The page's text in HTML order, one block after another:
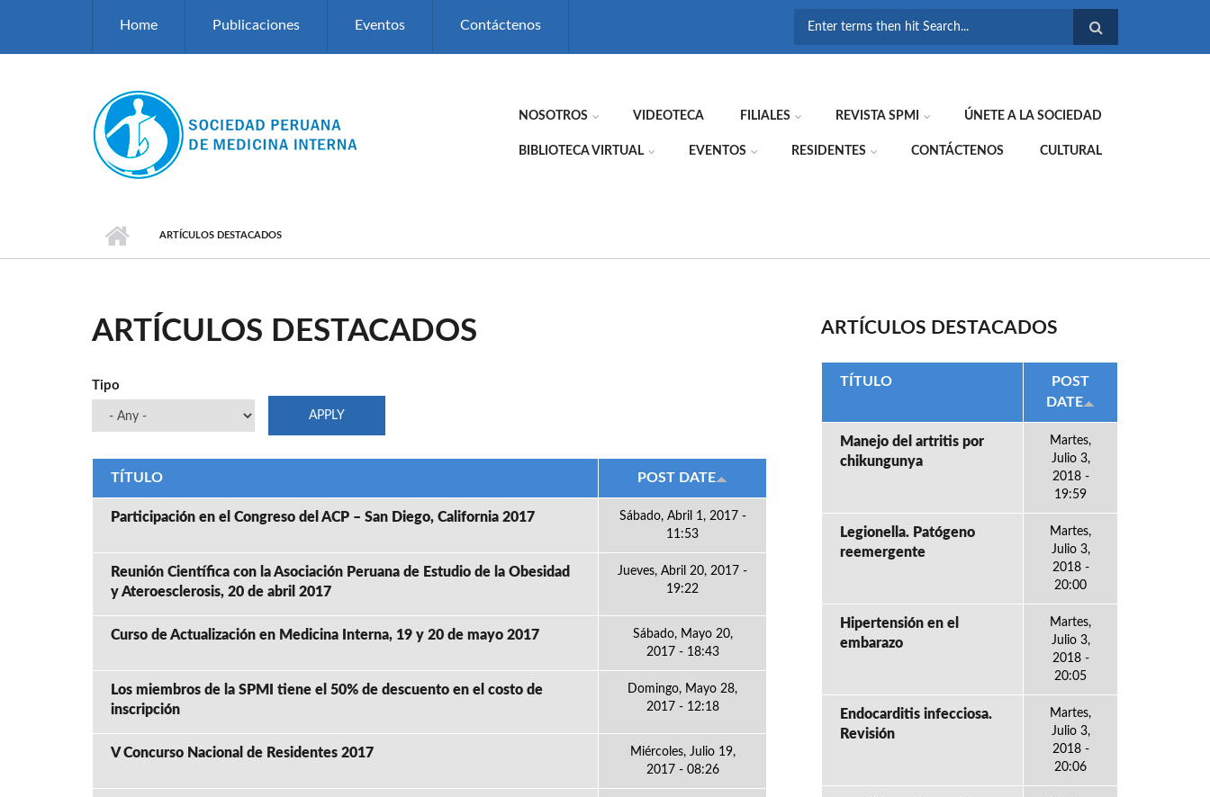
Home Publicaciones Eventos Contáctenos
NOSOTROS VIDEOTECA FILIALES REVISTA SPMI ÚNETE A LA SOCIEDAD
BIBLIOTECA VIRTUAL EVENTOS RESIDENTES CONTÁCTENOS CULTURAL
ARTÍCULOS DESTACADOS
ARTÍCULOS DESTACADOS
Tipo
TÍTULO POST DATE
Participación en el Congreso del ACP – San Diego, California 2017
Sábado, Abril 1, 2017 -
11:53
Reunión Científica con la Asociación Peruana de Estudio de la Obesidad
y Ateroesclerosis, 20 de abril 2017
Jueves, Abril 20, 2017 -
19:22
Curso de Actualización en Medicina Interna, 19 y 20 de mayo 2017
Sábado, Mayo 20,
2017 - 18:43
Los miembros de la SPMI tiene el 50% de descuento en el costo de
inscripción
Domingo, Mayo 28,
2017 - 12:18
V Concurso Nacional de Residentes 2017
Miércoles, Julio 19,
2017 - 08:26
ARTÍCULOS DESTACADOS
TÍTULO
POST
DATE
Manejo del artritis por
chikungunya
Martes,
Julio 3,
2018 -
19:59
Legionella. Patógeno
reemergente
Martes,
Julio 3,
2018 -
20:00
Hipertensión en el
embarazo
Martes,
Julio 3,
2018 -
20:05
Endocarditis infecciosa.
Revisión
Martes,
Julio 3,
2018 -
20:06